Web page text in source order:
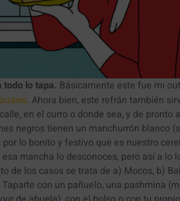
todo lo tapa. Básicamente este fue mi
. Ahora bien, este refrán también
en el curro o donde sea, y de
negros tienen un manchurrón blanco
lo bonito y festivo que es nuestro
mancha lo desconoces, pero así a lo
de los casos se trata de a) Mocos, b)
Taparte con un pañuelo, una pashmina